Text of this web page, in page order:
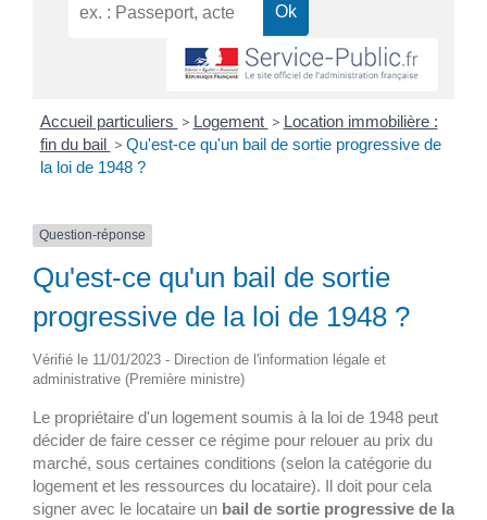
Accueil particuliers > Logement > Location immobilière :
fin du bail > Qu'est-ce qu'un bail de sortie progressive de
la loi de 1948 ?
Question-réponse
Qu'est-ce qu'un bail de sortie
progressive de la loi de 1948 ?
Vérifié le 11/01/2023 - Direction de l'information légale et
administrative (Première ministre)
Le propriétaire d'un logement soumis à la loi de 1948 peut
décider de faire cesser ce régime pour relouer au prix du
marché, sous certaines conditions (selon la catégorie du
logement et les ressources du locataire). Il doit pour cela
signer avec le locataire un bail de sortie progressive de la